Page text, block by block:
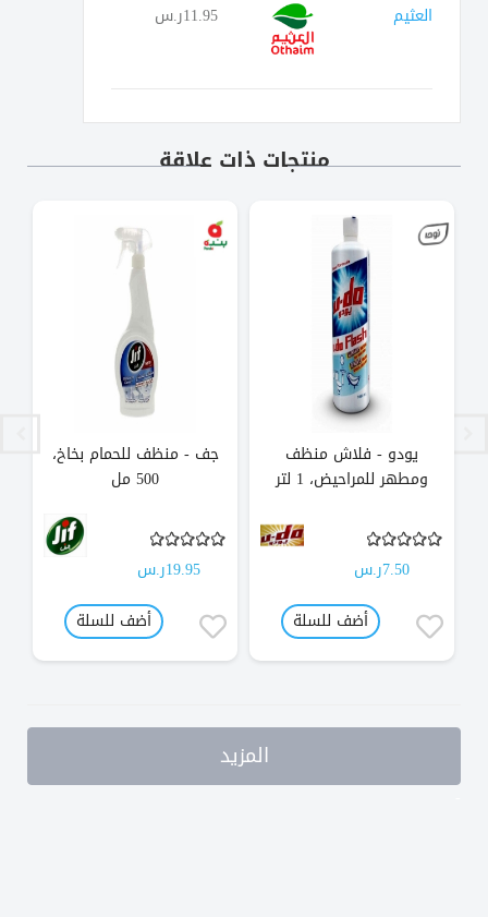
العثيم 11.95ر.س
منتجات ذات علاقة
يودو - فلاش منظف
ومطهر للمراحيض، 1 لتر
7.50ر.س
أضف للسلة
جف - منظف للحمام بخاخ،
500 مل
19.95ر.س
أضف للسلة
المزيد